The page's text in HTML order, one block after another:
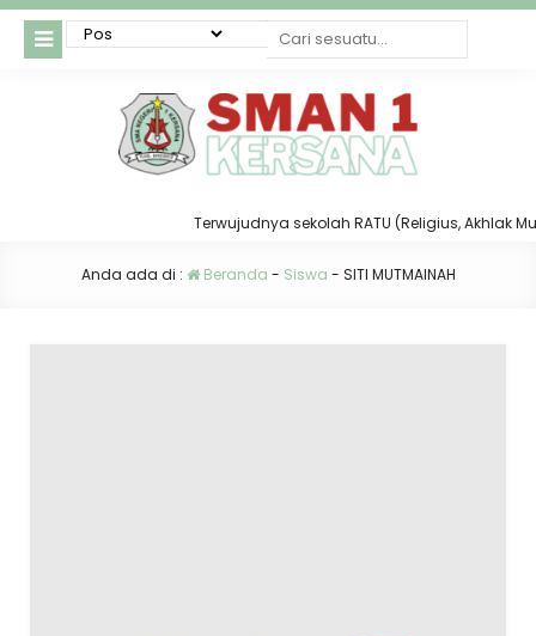
Terwujudnya sekolah RATU (Religius, Akhlak
Anda ada di : Beranda - Siswa - SITI MUTMAINAH